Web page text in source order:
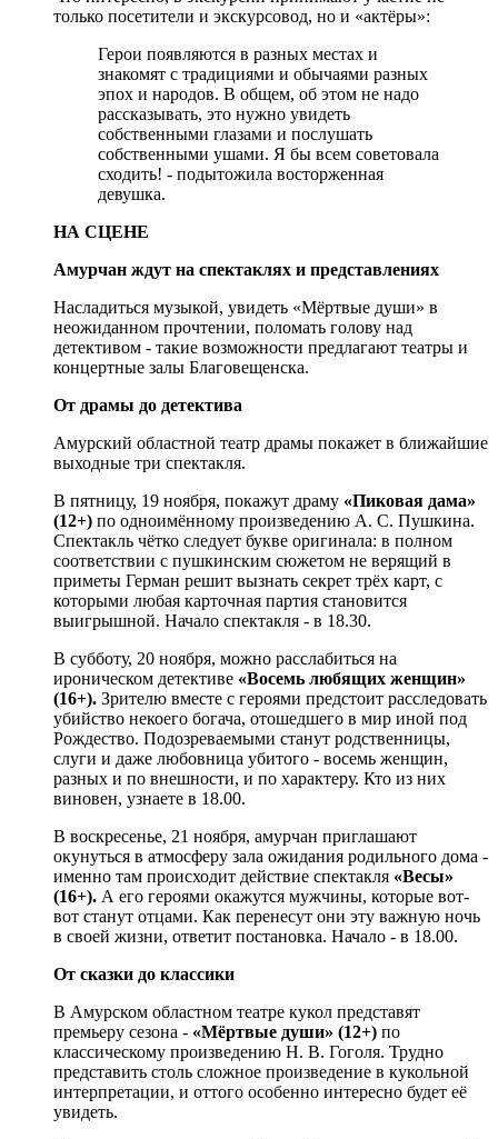
только посетители и экскурсовод, но и «актёры»:
Герои появляются в разных местах и
знакомят с традициями и обычаями разных
эпох и народов. В общем, об этом не надо
рассказывать, это нужно увидеть
собственными глазами и послушать
собственными ушами. Я бы всем советовала
сходить! - подытожила восторженная
девушка.
НА СЦЕНЕ
Амурчан ждут на спектаклях и представлениях
Насладиться музыкой, увидеть «Мёртвые души» в
неожиданном прочтении, поломать голову над
детективом - такие возможности предлагают театры и
концертные залы Благовещенска.
От драмы до детектива
Амурский областной театр драмы покажет в ближайшие
выходные три спектакля.
В пятницу, 19 ноября, покажут драму «Пиковая дама»
(12+) по одноимённому произведению А. С. Пушкина.
Спектакль чётко следует букве оригинала: в полном
соответствии с пушкинским сюжетом не верящий в
приметы Герман решит вызнать секрет трёх карт, с
которыми любая карточная партия становится
выигрышной. Начало спектакля - в 18.30.
В субботу, 20 ноября, можно расслабиться на
ироническом детективе «Восемь любящих женщин»
(16+). Зрителю вместе с героями предстоит расследовать
убийство некоего богача, отошедшего в мир иной под
Рождество. Подозреваемыми станут родственницы,
слуги и даже любовница убитого - восемь женщин,
разных и по внешности, и по характеру. Кто из них
виновен, узнаете в 18.00.
В воскресенье, 21 ноября, амурчан приглашают
окунуться в атмосферу зала ожидания родильного дома -
именно там происходит действие спектакля «Весы»
(16+). А его героями окажутся мужчины, которые вот-
вот станут отцами. Как перенесут они эту важную ночь
в своей жизни, ответит постановка. Начало - в 18.00.
От сказки до классики
В Амурском областном театре кукол представят
премьеру сезона - «Мёртвые души» (12+) по
классическому произведению Н. В. Гоголя. Трудно
представить столь сложное произведение в кукольной
интерпретации, и оттого особенно интересно будет её
увидеть.